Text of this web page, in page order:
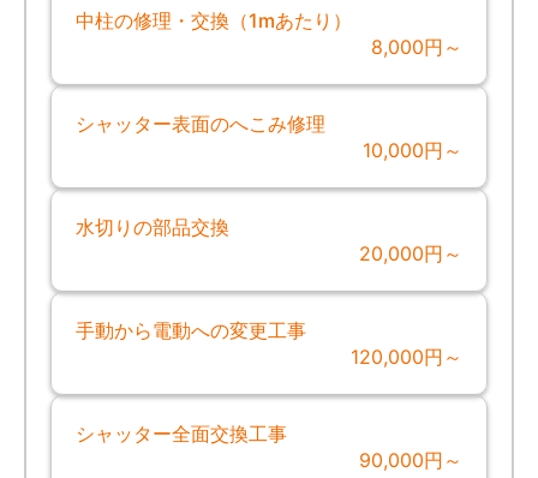
中柱の修理・交換（1mあたり）
8,000円～
シャッター表面のへこみ修理
10,000円～
水切りの部品交換
20,000円～
手動から電動への変更工事
120,000円～
シャッター全面交換工事
90,000円～